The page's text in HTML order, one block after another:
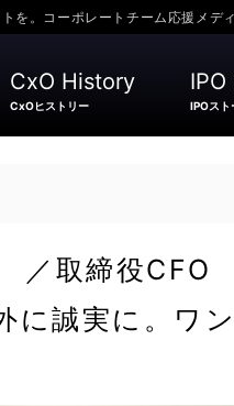
を。コーポレートチーム応援メデ
CxO History
CxOヒストリー IPOスト
／取締役
に誠実に。ワ